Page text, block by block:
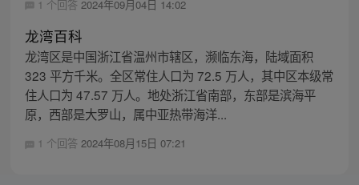
1 个回答 2024年09月04日 14:02
龙湾百科
龙湾区是中国浙江省温州市辖区，濒临东海，陆域面积
323 平方千米。全区常住人口为 72.5 万人，其中区本级常
住人口为 47.57 万人。地处浙江省南部，东部是滨海平
原，西部是大罗山，属中亚热带海洋...
1 个回答 2024年08月15日 07:21